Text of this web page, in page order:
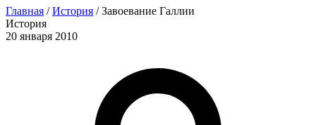
Главная / История / Завоевание Галлии
История
20 января 2010